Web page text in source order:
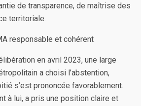
de transparence, de maîtrise des
territoriale.
responsable et cohérent
en avril 2023, une large
a choisi l’abstention,
s’est prononcée favorablement.
à lui, a pris une position claire et